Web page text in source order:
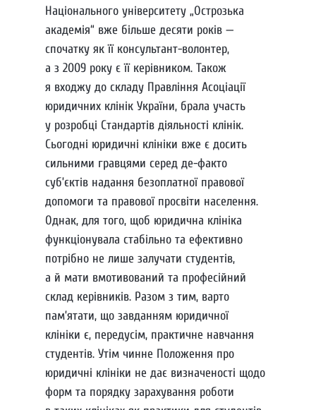
Національного університету „Острозька
академія“ вже більше десяти років —
спочатку як її консультант-волонтер,
а з 2009 року є її керівником. Також
я входжу до складу Правління Асоціації
юридичних клінік України, брала участь
у розробці Стандартів діяльності клінік.
Сьогодні юридичні клініки вже є досить
сильними гравцями серед де-факто
суб’єктів надання безоплатної правової
допомоги та правової просвіти населення.
Однак, для того, щоб юридична клініка
функціонувала стабільно та ефективно
потрібно не лише залучати студентів,
а й мати вмотивований та професійний
склад керівників. Разом з тим, варто
пам’ятати, що завданням юридичної
клініки є, передусім, практичне навчання
студентів. Утім чинне Положення про
юридичні клініки не дає визначеності щодо
форм та порядку зарахування роботи